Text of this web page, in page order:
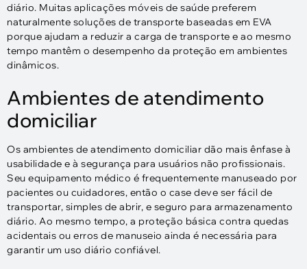
diário. Muitas aplicações móveis de saúde preferem
naturalmente soluções de transporte baseadas em EVA
porque ajudam a reduzir a carga de transporte e ao mesmo
tempo mantêm o desempenho da proteção em ambientes
dinâmicos.
Ambientes de atendimento
domiciliar
Os ambientes de atendimento domiciliar dão mais ênfase à
usabilidade e à segurança para usuários não profissionais.
Seu equipamento médico é frequentemente manuseado por
pacientes ou cuidadores, então o case deve ser fácil de
transportar, simples de abrir, e seguro para armazenamento
diário. Ao mesmo tempo, a proteção básica contra quedas
acidentais ou erros de manuseio ainda é necessária para
garantir um uso diário confiável.